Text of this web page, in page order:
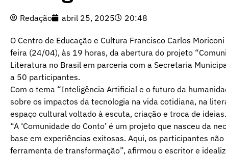
Redação abril 25, 2025 20:48
O Centro de Educação e Cultura Francisco Carlos
feira (24/04), às 19 horas, da abertura do projeto
Literatura no Brasil em parceria com a Secretaria
a 50 participantes.
Com o tema “Inteligência Artificial e o futuro da
sobre os impactos da tecnologia na vida cotidiana, na
espaço cultural voltado à escuta, criação e troca de ideias.
“A ‘Comunidade do Conto’ é um projeto que nasceu da
base em experiências exitosas. Aqui, os participantes
ferramenta de transformação”, afirmou o escritor e